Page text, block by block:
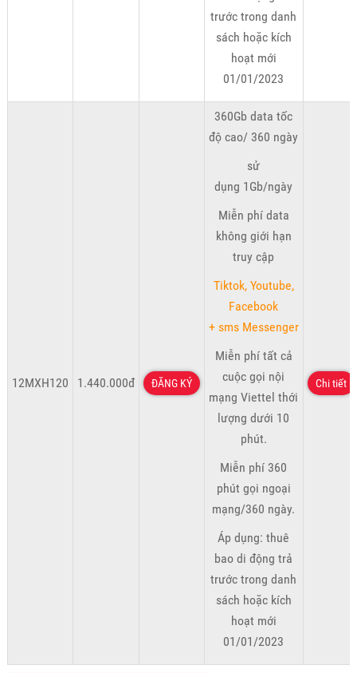
trước trong danh
sách hoặc kích
hoạt mới
01/01/2023
12MXH120 1.440.000đ ĐĂNG KÝ
360Gb data tốc
độ cao/ 360 ngày
sử
dụng 1Gb/ngày
Miễn phí data
không giới hạn
truy cập
Tiktok, Youtube,
Facebook
+ sms Messenger
Miễn phí tất cả
cuộc gọi nội
mạng Viettel thới
lượng dưới 10
phút.
Miễn phí 360
phút gọi ngoại
mạng/360 ngày.
Áp dụng: thuê
bao di động trả
trước trong danh
sách hoặc kích
hoạt mới
01/01/2023
Chi tiết